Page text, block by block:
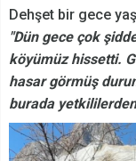
Dehşet bir gece
"Dün gece çok
köyümüz hissetti.
hasar görmüş
burada